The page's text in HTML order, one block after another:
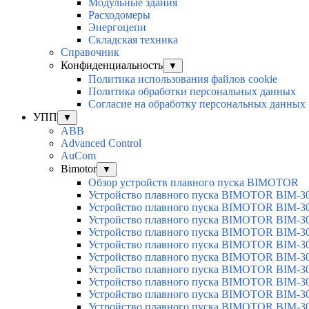
Расходомеры
Энергоцепи
Складская техника
Справочник
Конфиденциальность
▼
Политика использования файлов cookie
Политика обработки персональных данных
Согласие на обработку персональных данных
УПП
▼
ABB
Advanced Control
AuСom
Bimotor
▼
Обзор устройств плавного пуска BIMOTOR
Устройство плавного пуска BIMOTOR BIM-
Устройство плавного пуска BIMOTOR BIM-
Устройство плавного пуска BIMOTOR BIM-
Устройство плавного пуска BIMOTOR BIM-
Устройство плавного пуска BIMOTOR BIM-
Устройство плавного пуска BIMOTOR BIM-
Устройство плавного пуска BIMOTOR BIM-
Устройство плавного пуска BIMOTOR BIM-
Устройство плавного пуска BIMOTOR BIM-
Устройство плавного пуска BIMOTOR BIM-